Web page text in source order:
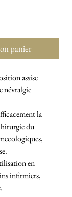
panier
assise
névralgie
la
du
en
infirmiers,